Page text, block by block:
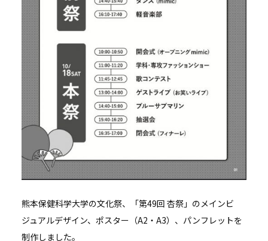
熊本保健科学大学の文化祭、「第49回 杏祭」のメインビ
ジュアルデザイン、ポスター（A2・A3）、パンフレットを
制作しました。